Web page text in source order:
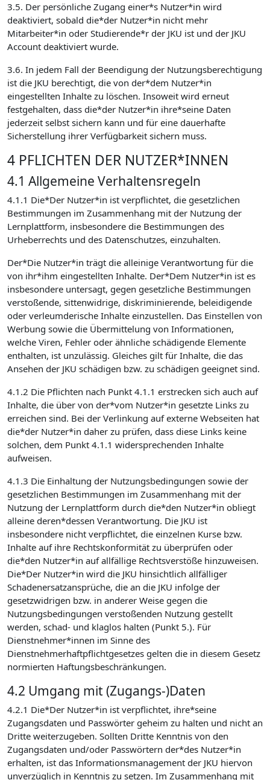
3.5. Der persönliche Zugang einer*s Nutzer*in wird
deaktiviert, sobald die*der Nutzer*in nicht mehr
Mitarbeiter*in oder Studierende*r der JKU ist und der JKU
Account deaktiviert wurde.
3.6. In jedem Fall der Beendigung der Nutzungsberechtigung
ist die JKU berechtigt, die von der*dem Nutzer*in
eingestellten Inhalte zu löschen. Insoweit wird erneut
festgehalten, dass die*der Nutzer*in ihre*seine Daten
jederzeit selbst sichern kann und für eine dauerhafte
Sicherstellung ihrer Verfügbarkeit sichern muss.
4 PFLICHTEN DER NUTZER*INNEN
4.1 Allgemeine Verhaltensregeln
4.1.1 Die*Der Nutzer*in ist verpflichtet, die gesetzlichen
Bestimmungen im Zusammenhang mit der Nutzung der
Lernplattform, insbesondere die Bestimmungen des
Urheberrechts und des Datenschutzes, einzuhalten.
Der*Die Nutzer*in trägt die alleinige Verantwortung für die
von ihr*ihm eingestellten Inhalte. Der*Dem Nutzer*in ist es
insbesondere untersagt, gegen gesetzliche Bestimmungen
verstoßende, sittenwidrige, diskriminierende, beleidigende
oder verleumderische Inhalte einzustellen. Das Einstellen von
Werbung sowie die Übermittelung von Informationen,
welche Viren, Fehler oder ähnliche schädigende Elemente
enthalten, ist unzulässig. Gleiches gilt für Inhalte, die das
Ansehen der JKU schädigen bzw. zu schädigen geeignet sind.
4.1.2 Die Pflichten nach Punkt 4.1.1 erstrecken sich auch auf
Inhalte, die über von der*vom Nutzer*in gesetzte Links zu
erreichen sind. Bei der Verlinkung auf externe Webseiten hat
die*der Nutzer*in daher zu prüfen, dass diese Links keine
solchen, dem Punkt 4.1.1 widersprechenden Inhalte
aufweisen.
4.1.3 Die Einhaltung der Nutzungsbedingungen sowie der
gesetzlichen Bestimmungen im Zusammenhang mit der
Nutzung der Lernplattform durch die*den Nutzer*in obliegt
alleine deren*dessen Verantwortung. Die JKU ist
insbesondere nicht verpflichtet, die einzelnen Kurse bzw.
Inhalte auf ihre Rechtskonformität zu überprüfen oder
die*den Nutzer*in auf allfällige Rechtsverstöße hinzuweisen.
Die*Der Nutzer*in wird die JKU hinsichtlich allfälliger
Schadenersatzansprüche, die an die JKU infolge der
gesetzwidrigen bzw. in anderer Weise gegen die
Nutzungsbedingungen verstoßenden Nutzung gestellt
werden, schad- und klaglos halten (Punkt 5.). Für
Dienstnehmer*innen im Sinne des
Dienstnehmerhaftpflichtgesetzes gelten die in diesem Gesetz
normierten Haftungsbeschränkungen.
4.2 Umgang mit (Zugangs-)Daten
4.2.1 Die*Der Nutzer*in ist verpflichtet, ihre*seine
Zugangsdaten und Passwörter geheim zu halten und nicht an
Dritte weiterzugeben. Sollten Dritte Kenntnis von den
Zugangsdaten und/oder Passwörtern der*des Nutzer*in
erhalten, ist das Informationsmanagement der JKU hiervon
unverzüglich in Kenntnis zu setzen. Im Zusammenhang mit